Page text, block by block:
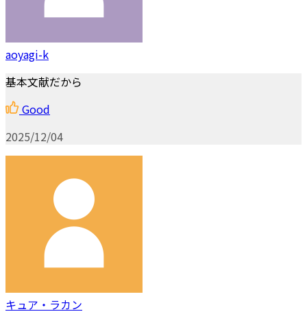
aoyagi-k
基本文献だから
Good
2025/12/04
キュア・ラカン